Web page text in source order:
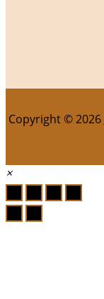
Copyright © 2026
×